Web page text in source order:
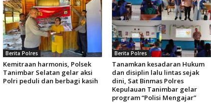
Berita Polres
Kemitraan harmonis, Polsek
Tanimbar Selatan gelar aksi
Polri peduli dan berbagi kasih
Berita Polres
Tanamkan kesadaran Hukum
dan disiplin lalu lintas sejak
dini, Sat Binmas Polres
Kepulauan Tanimbar gelar
program “Polisi Mengajar”